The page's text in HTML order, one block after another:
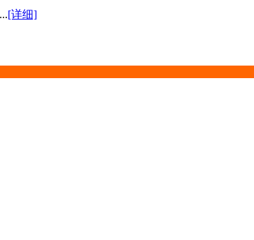
[详细]